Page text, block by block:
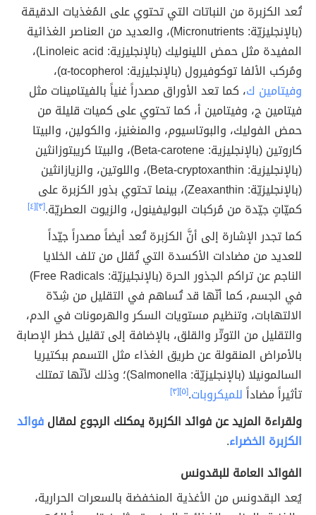
تُعد الكزبرة من النباتات التي تحتوي على المُغذيات الدقيقة
(بالإنجليزيّة: Micronutrients)، والعديد من العناصر الغذائية
المفيدة مثل حمض اللينوليك (بالإنجليزية: Linoleic acid)،
ومُركب الألفا توكوفيرول (بالإنجليزية: α-tocopherol)،
وفيتامين ك، كما تعد الأوراق مصدراً غنياً بالفيتامينات مثل
فيتامين ج، وفيتامين أ، كما تحتوي على كميات قليلة من
حمض الفوليك، والبوتاسيوم، والمنغنيز، والكولين، والبيتا
كاروتين (بالإنجليزية: Beta-carotene)، والبيتا كريبتوزانثين
(بالإنجليزية: Beta-cryptoxanthin)، واللوتين، والزيازانثين
(بالإنجليزيّة: Zeaxanthin)، بينما تحتوي بذور الكزبرة على
كميّاتٍ جيّدة من مُركبات البوليفينول، والزيوت العطريّة.[٣] [٤]
كما تجدر الإشارة إلى أنَّ الكزبرة تُعد أيضاً مصدراً جيّداً
للعديد من مضادات الأكسدة التي تُقلل من تلف الخلايا
الناجم عن تراكم الجذور الحرة (بالإنجليزيّة: Free Radicals)
في الجسم، كما أنّها قد تُساهم في التقليل من شِدّة
الالتهابات، وتنظيم مستويات السكر والهرمونات في الدم،
والتقليل من التوتّر والقلق، بالإضافة إلى تقليل خطر الإصابة
بالأمراض المنقولة عن طريق الغذاء مثل التسمم ببكتيريا
السالمونيلا (بالإنجليزيّة: Salmonella)؛ وذلك لأنّها تمتلك
تأثيراً مضاداًللميكروبات.[٥] [٣]
ولقراءة المزيد عن فوائد الكزبرة يمكنك الرجوع لمقالفوائد
الكزبرة الخضراء.
الفوائد العامة للبقدونس
يُعد البقدونس من الأغذية المنخفضة بالسعرات الحرارية،